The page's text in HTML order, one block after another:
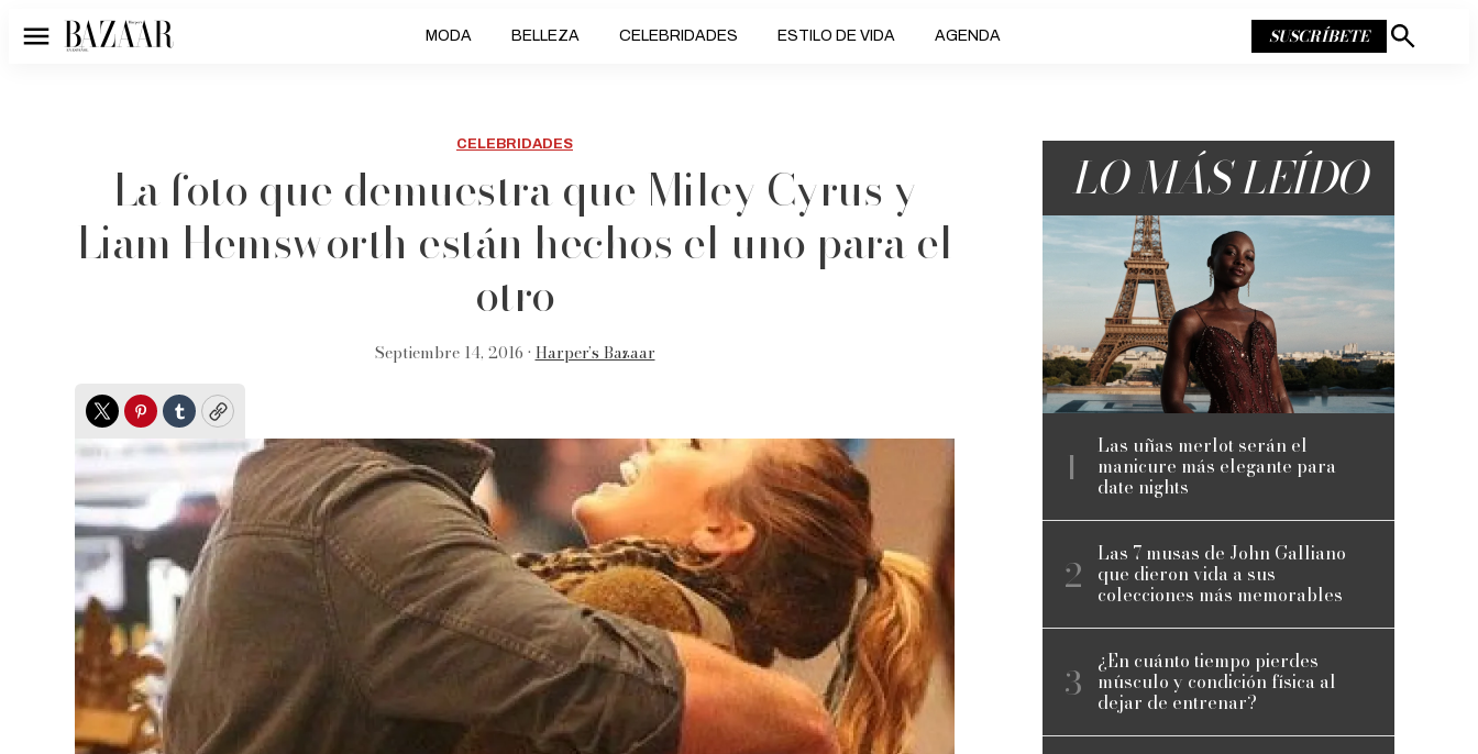
Menú MODA BELLEZA CELEBRIDADES ESTILO DE VIDA AGENDA SUSCRÍBETE
Mostrar
CELEBRIDADES
La foto que demuestra que Miley Cyrus y
Liam Hemsworth están hechos el uno para el
otro
Septiembre 14, 2016 • Harper’s Bazaar
TwitterPinterest
TumblrCopy
LO MÁS LEÍDO
Las uñas merlot serán el
manicure más elegante para
date nights
Las 7 musas de John Galliano
que dieron vida a sus
colecciones más memorables
¿En cuánto tiempo pierdes
músculo y condición física al
dejar de entrenar?